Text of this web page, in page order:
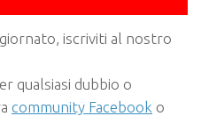
iscriviti al nostro
qualsiasi dubbio o
community Facebook o